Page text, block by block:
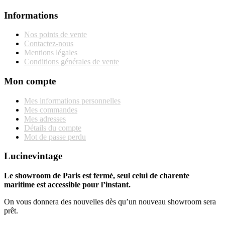
Informations
Nos points de vente
Contactez-nous
Mentions légales
Conditions générales de vente
Mon compte
Mes informations personnelles
Mes commandes
Mes adresses
Détails du compte
Mot de passe perdu
Lucinevintage
Le showroom de Paris est fermé, seul celui de charente
maritime est accessible pour l’instant.
On vous donnera des nouvelles dès qu’un nouveau showroom sera
prêt.